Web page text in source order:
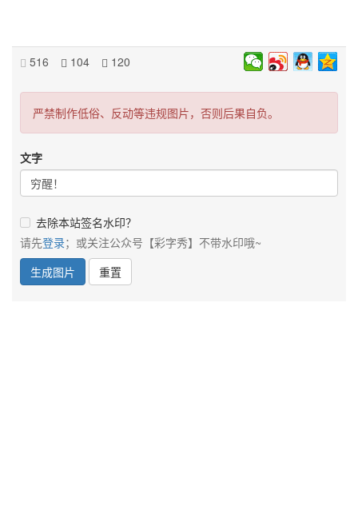
516 104 120
严禁制作低俗、反动等违规图片，否则后果自负。
文字
去除本站签名水印？
请先登录；或关注公众号【彩字秀】不带水印哦~
生成图片
重置